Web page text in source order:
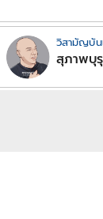
วิสามัญบัน
สุภาพบุ